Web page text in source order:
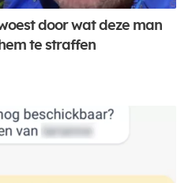
door wat deze man
te straffen